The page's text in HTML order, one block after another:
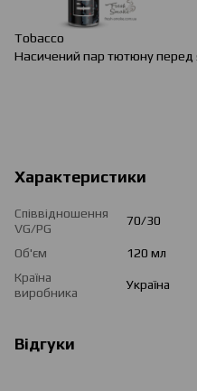
Tobacco
Насичений пар тютюну
Характеристики
Співвідношення
VG/PG
70/30
Об'єм
120 мл
Країна
виробника
Україна
Відгуки